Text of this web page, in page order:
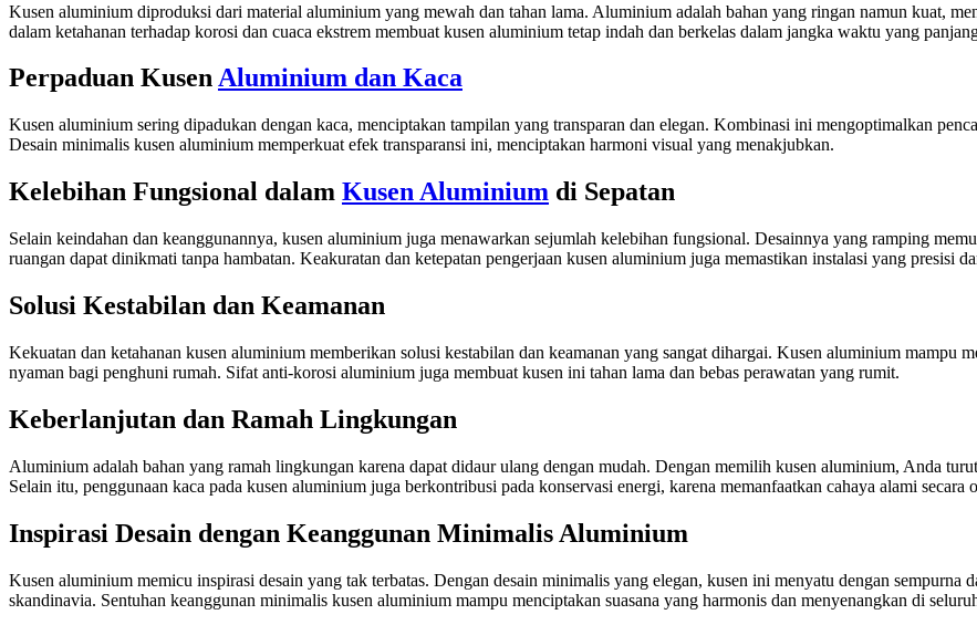
Kusen aluminium diproduksi dari material aluminium yang mewah dan tahan lama. Aluminium adalah bahan yang ringan namun kuat,
dalam ketahanan terhadap korosi dan cuaca ekstrem membuat kusen aluminium tetap indah dan berkelas dalam jangka waktu yang
Perpaduan KusenAluminium dan Kaca
Kusen aluminium sering dipadukan dengan kaca, menciptakan tampilan yang transparan dan elegan. Kombinasi ini mengoptimalkan
Desain minimalis kusen aluminium memperkuat efek transparansi ini, menciptakan harmoni visual yang menakjubkan.
Kelebihan Fungsional dalam Kusen Aluminium di Sepatan
Selain keindahan dan keanggunannya, kusen aluminium juga menawarkan sejumlah kelebihan fungsional. Desainnya yang ramping
ruangan dapat dinikmati tanpa hambatan. Keakuratan dan ketepatan pengerjaan kusen aluminium juga memastikan instalasi yang presisi
Solusi Kestabilan dan Keamanan
Kekuatan dan ketahanan kusen aluminium memberikan solusi kestabilan dan keamanan yang sangat dihargai. Kusen aluminium mampu
nyaman bagi penghuni rumah. Sifat anti-korosi aluminium juga membuat kusen ini tahan lama dan bebas perawatan yang rumit.
Keberlanjutan dan Ramah Lingkungan
Aluminium adalah bahan yang ramah lingkungan karena dapat didaur ulang dengan mudah. Dengan memilih kusen aluminium, Anda
Selain itu, penggunaan kaca pada kusen aluminium juga berkontribusi pada konservasi energi, karena memanfaatkan cahaya alami secara
Inspirasi Desain dengan Keanggunan Minimalis Aluminium
Kusen aluminium memicu inspirasi desain yang tak terbatas. Dengan desain minimalis yang elegan, kusen ini menyatu dengan sempurna
skandinavia. Sentuhan keanggunan minimalis kusen aluminium mampu menciptakan suasana yang harmonis dan menyenangkan di